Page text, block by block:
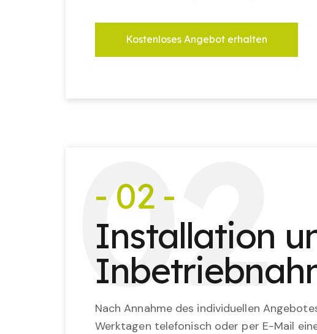
Kostenloses Angebot erhalten
02
- 02 -
Installation
Nach Annahme des individuellen
Werktagen telefonisch oder per E-Mail